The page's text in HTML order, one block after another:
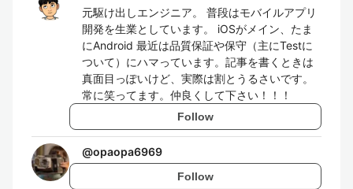
元駆け出しエンジニア。 普段はモバイルアプリ
開発を生業としています。 iOSがメイン、たま
にAndroid 最近は品質保証や保守（主にTestに
ついて）にハマっています。記事を書くときは
真面目っぽいけど、実際は割とうるさいです。
常に笑ってます。仲良くして下さい！！！
Follow
@opaopa6969
Follow